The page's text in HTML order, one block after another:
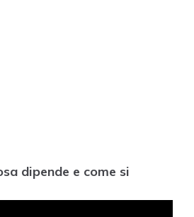
dipende e come si